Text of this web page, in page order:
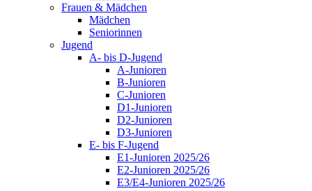
Frauen & Mädchen
Mädchen
Seniorinnen
Jugend
A- bis D-Jugend
A-Junioren
B-Junioren
C-Junioren
D1-Junioren
D2-Junioren
D3-Junioren
E- bis F-Jugend
E1-Junioren 2025/26
E2-Junioren 2025/26
E3/E4-Junioren 2025/26